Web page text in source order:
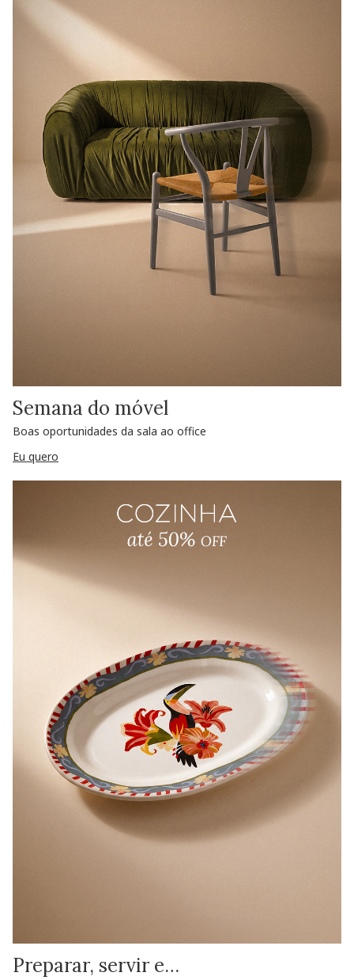
Semana do móvel
Boas oportunidades da sala ao office
Eu quero
Preparar, servir e…